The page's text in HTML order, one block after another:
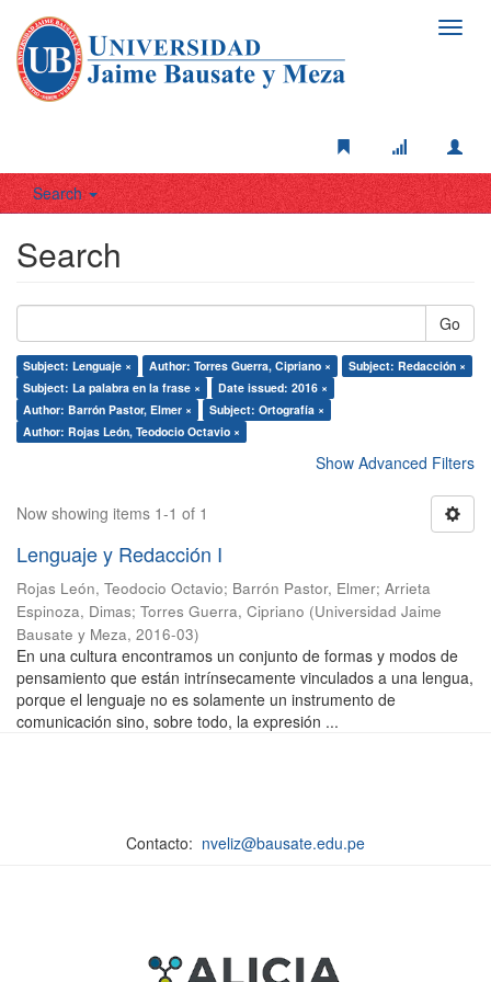
Search
Search
Go
Subject: Lenguaje × Author: Torres Guerra, Cipriano ×
Subject: Redacción ×
Subject: La palabra en la frase ×
Date issued: 2016 ×
Author: Barrón Pastor, Elmer ×
Subject: Ortografía ×
Author: Rojas León, Teodocio Octavio ×
Show Advanced Filters
Now showing items 1-1 of 1
Lenguaje y Redacción I
Rojas León, Teodocio Octavio; Barrón Pastor, Elmer; Arrieta
Espinoza, Dimas; Torres Guerra, Cipriano (Universidad Jaime
Bausate y Meza, 2016-03)
En una cultura encontramos un conjunto de formas y modos de
pensamiento que están intrínsecamente vinculados a una lengua,
porque el lenguaje no es solamente un instrumento de
comunicación sino, sobre todo, la expresión ...
Contacto: nveliz@bausate.edu.pe